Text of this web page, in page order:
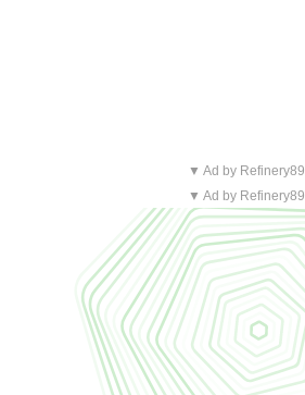
▼ Ad by Refinery89
▼ Ad by Refinery89